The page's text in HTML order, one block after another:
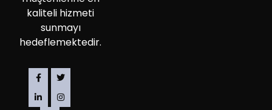
kaliteli hizmeti
sunmayı
hedeflemektedir.